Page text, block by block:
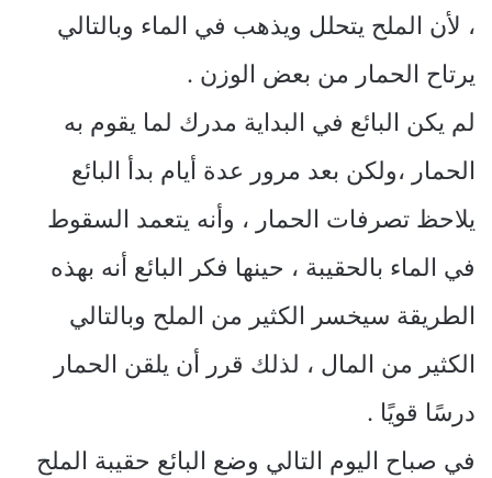
، لأن الملح يتحلل ويذهب في الماء وبالتالي
يرتاح الحمار من بعض الوزن .
لم يكن البائع في البداية مدرك لما يقوم به
الحمار ،ولكن بعد مرور عدة أيام بدأ البائع
يلاحظ تصرفات الحمار ، وأنه يتعمد السقوط
في الماء بالحقيبة ، حينها فكر البائع أنه بهذه
الطريقة سيخسر الكثير من الملح وبالتالي
الكثير من المال ، لذلك قرر أن يلقن الحمار
درسًا قويًا .
في صباح اليوم التالي وضع البائع حقيبة الملح